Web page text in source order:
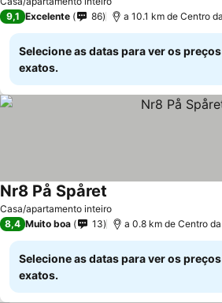
9,1 Excelente 86 a 10.1 km de Centro
Selecione as datas para ver os preços
exatos.
Casa/apartamento inteiro
Nr8 På Spåret
8,4 Muito boa 13 a 0.8 km de Centro
Selecione as datas para ver os preços
exatos.